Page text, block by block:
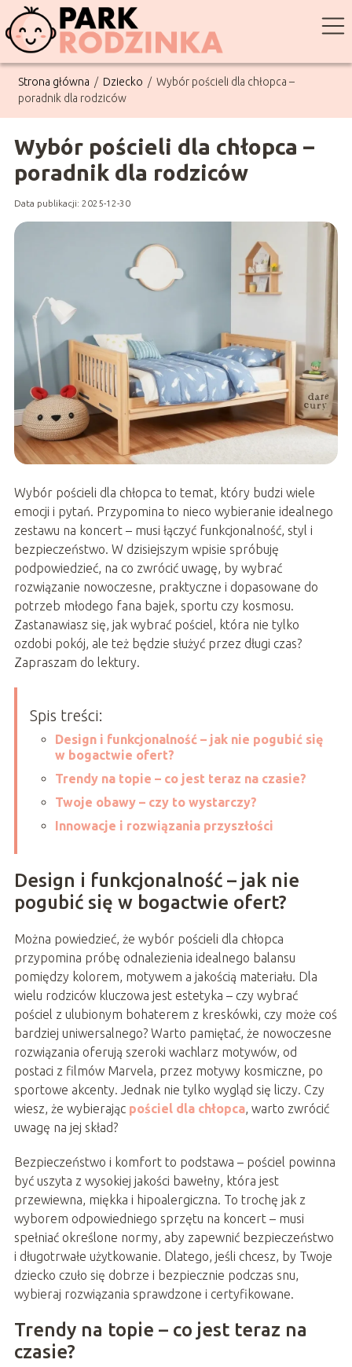
Strona główna / Dziecko / Wybór pościeli dla chłopca –
poradnik dla rodziców
Wybór pościeli dla chłopca –
poradnik dla rodziców
Data publikacji: 2025-12-30
Wybór pościeli dla chłopca to temat, który budzi wiele
emocji i pytań. Przypomina to nieco wybieranie idealnego
zestawu na koncert – musi łączyć funkcjonalność, styl i
bezpieczeństwo. W dzisiejszym wpisie spróbuję
podpowiedzieć, na co zwrócić uwagę, by wybrać
rozwiązanie nowoczesne, praktyczne i dopasowane do
potrzeb młodego fana bajek, sportu czy kosmosu.
Zastanawiasz się, jak wybrać pościel, która nie tylko
ozdobi pokój, ale też będzie służyć przez długi czas?
Zapraszam do lektury.
Spis treści:
Design i funkcjonalność – jak nie pogubić się
w bogactwie ofert?
Trendy na topie – co jest teraz na czasie?
Twoje obawy – czy to wystarczy?
Innowacje i rozwiązania przyszłości
Design i funkcjonalność – jak nie
pogubić się w bogactwie ofert?
Można powiedzieć, że wybór pościeli dla chłopca
przypomina próbę odnalezienia idealnego balansu
pomiędzy kolorem, motywem a jakością materiału. Dla
wielu rodziców kluczowa jest estetyka – czy wybrać
pościel z ulubionym bohaterem z kreskówki, czy może coś
bardziej uniwersalnego? Warto pamiętać, że nowoczesne
rozwiązania oferują szeroki wachlarz motywów, od
postaci z filmów Marvela, przez motywy kosmiczne, po
sportowe akcenty. Jednak nie tylko wygląd się liczy. Czy
wiesz, że wybierając pościel dla chłopca, warto zwrócić
uwagę na jej skład?
Bezpieczeństwo i komfort to podstawa – pościel powinna
być uszyta z wysokiej jakości bawełny, która jest
przewiewna, miękka i hipoalergiczna. To trochę jak z
wyborem odpowiedniego sprzętu na koncert – musi
spełniać określone normy, aby zapewnić bezpieczeństwo
i długotrwałe użytkowanie. Dlatego, jeśli chcesz, by Twoje
dziecko czuło się dobrze i bezpiecznie podczas snu,
wybieraj rozwiązania sprawdzone i certyfikowane.
Trendy na topie – co jest teraz na
czasie?